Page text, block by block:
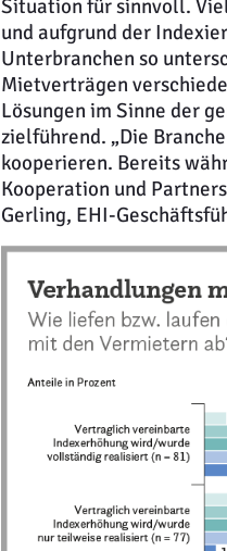
Situation für sinnvoll.
und aufgrund der
Unterbranchen so
Mietverträgen
Lösungen im Sinne der
zielführend. „Die
kooperieren. Bereits
Kooperation und
Gerling, EHI-